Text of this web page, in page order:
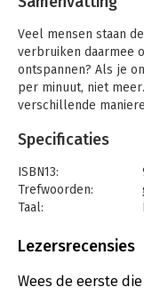
Veel mensen staan
verbruiken daarmee
ontspannen? Als je
per minuut, niet
verschillende
moe? Dan moedigen
Door sporten te
energie. In dit boek
Duizenden mensen
exemplaren
psychiater en
Specificaties
ISBN13:
Trefwoorden:
Taal:
Uitgever:
Verschijningsdatum:
Lezersrecensies
Wees de eerste